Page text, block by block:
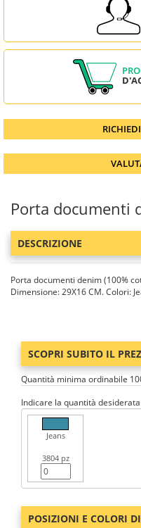
Porta documenti
DESCRIZIONE
Porta documenti denim (100%
Dimensione: 29X16 CM. Colori:
SCOPRI SUBITO IL
Quantità minima ordinabile
Indicare la quantità
Jeans
3804 pz
POSIZIONI E COLORI